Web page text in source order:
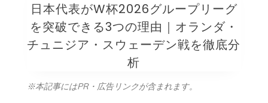
日本代表がW杯2026グループリーグ
を突破できる3つの理由｜オランダ・
チュニジア・スウェーデン戦を徹底分
析
※本記事にはPR・広告リンクが含まれます。